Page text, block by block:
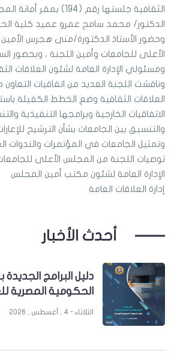
الثقافية جلستها رقم (194)
الدكتور/ محمد سامح عمرو عميد كلية
وحضور الأستاذ الدكتورة/منى هجرس
الأعلى للجامعات وأمين اللجنة ، وبحضور
ومسئولي الإدارة العامة لشئون العلاقات
وناقشت اللجنة العديد من اتفاقيات
العلاقات الثقافية وضع الخطط الكفيلة
الاتفاقيات الخارجية وبرامجها التنفيذية
والتنسيق بين الجامعات بشأن الترشيح
وتمثيل الجامعات في المؤتمرات والندوات
توصيات اللجنة من المجلس الأعلى
الإدارة العامة لشئون مكتب أمين المجلس
إدارة العلاقات العامة
أحدث الأخبار
دليل البرامج الجديدة
الحكومية المصرية
الثلاثاء - 4 , أغسطس , 2026